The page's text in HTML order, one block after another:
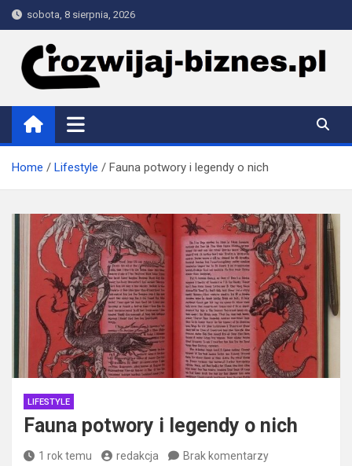
Skip
to
content
sobota, 8 sierpnia, 2026
rozwijaj-biznes.pl
Home Lifestyle Fauna potwory i legendy o nich
LIFESTYLE
Fauna potwory i legendy o nich
1 rok temu redakcja Brak komentarzy